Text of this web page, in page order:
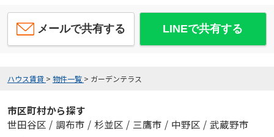
メールで共有する LINEで共有する
ハウス賃貸 > 物件一覧 > ガーデンテラス
市区町村から探す
世田谷区 / 調布市 / 杉並区 / 三鷹市 / 中野区 / 武蔵野市